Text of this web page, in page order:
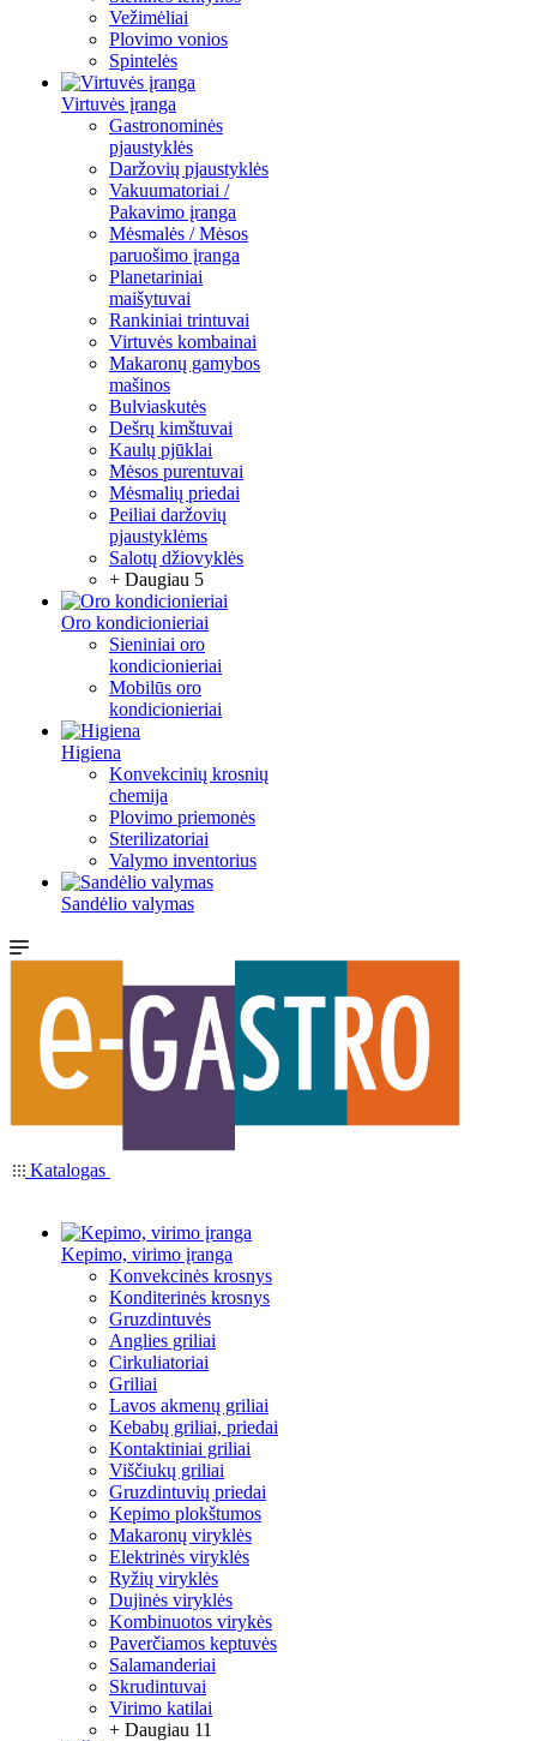
Vežimėliai
Plovimo vonios
Spintelės
Virtuvės įranga
Gastronominės
pjaustyklės
Daržovių pjaustyklės
Vakuumatoriai /
Pakavimo įranga
Mėsmalės / Mėsos
paruošimo įranga
Planetariniai
maišytuvai
Rankiniai trintuvai
Virtuvės kombainai
Makaronų gamybos
mašinos
Bulviaskutės
Dešrų kimštuvai
Kaulų pjūklai
Mėsos purentuvai
Mėsmalių priedai
Peiliai daržovių
pjaustyklėms
Salotų džiovyklės
+ Daugiau 5
Oro kondicionieriai
Sieniniai oro
kondicionieriai
Mobilūs oro
kondicionieriai
Higiena
Konvekcinių krosnių
chemija
Plovimo priemonės
Sterilizatoriai
Valymo inventorius
Sandėlio valymas
Katalogas
Kepimo, virimo įranga
Konvekcinės krosnys
Konditerinės krosnys
Gruzdintuvės
Anglies griliai
Cirkuliatoriai
Griliai
Lavos akmenų griliai
Kebabų griliai, priedai
Kontaktiniai griliai
Viščiukų griliai
Gruzdintuvių priedai
Kepimo plokštumos
Makaronų viryklės
Elektrinės viryklės
Ryžių viryklės
Dujinės viryklės
Kombinuotos virykės
Paverčiamos keptuvės
Salamanderiai
Skrudintuvai
Virimo katilai
+ Daugiau 11